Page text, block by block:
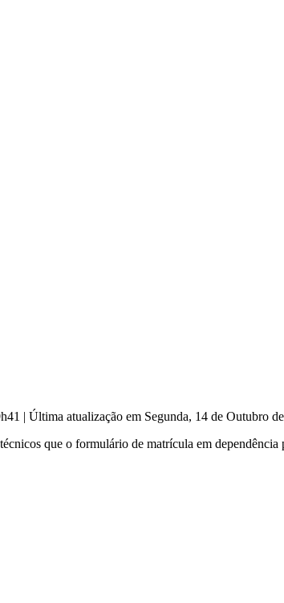
| Última atualização em Segunda, 14 de Outubro
que o formulário de matrícula em